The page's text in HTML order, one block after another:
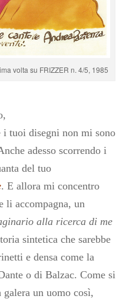
volta su FRIZZER n. 4/5, 1985
i tuoi disegni non mi sono
adesso scorrendo i
del tuo
. E allora mi concentro
li accompagna, un
alla ricerca di me
sintetica che sarebbe
e densa come la
o di Balzac. Come si
un uomo così,